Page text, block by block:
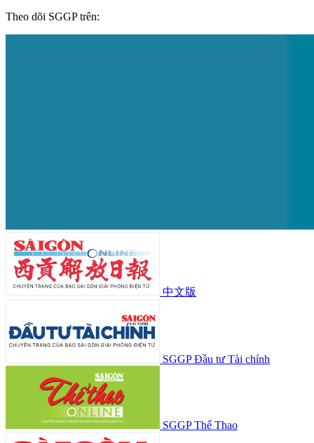
Theo dõi SGGP trên:
中文版
SGGP Đầu tư Tài chính
SGGP Thể Thao